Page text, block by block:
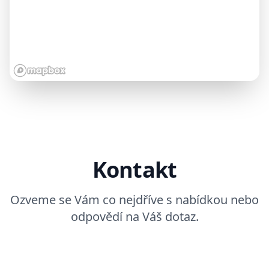
Kontakt
Ozveme se Vám co nejdříve s nabídkou nebo
odpovědí na Váš dotaz.